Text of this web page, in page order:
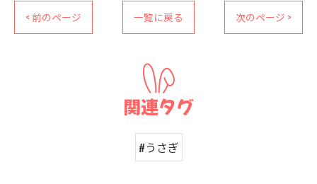
< 前のページ 一覧に戻る 次のページ >
関連タグ
#うさぎ